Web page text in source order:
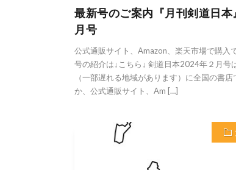
最新号のご案内『月刊剣道日本
月号
公式通販サイト、Amazon、楽天市場で購入
号の紹介は↓こちら↓ 剣道日本2024年２月号
（一部遅れる地域があります）に全国の書
か、公式通販サイト、Am […]